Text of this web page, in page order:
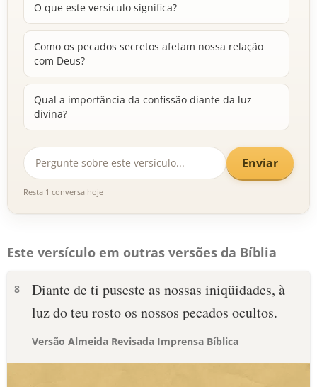
O que este versículo significa?
Como os pecados secretos afetam nossa relação
com Deus?
Qual a importância da confissão diante da luz
divina?
Enviar
Resta 1 conversa hoje
Este versículo em outras versões da Bíblia
8
Diante de ti puseste as nossas iniqüidades, à
luz do teu rosto os nossos pecados ocultos.
Versão Almeida Revisada Imprensa Bíblica